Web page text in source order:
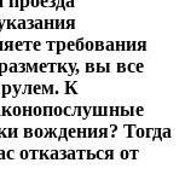
требования
вы все
рулем. К
вождения? Тогда
отказаться от